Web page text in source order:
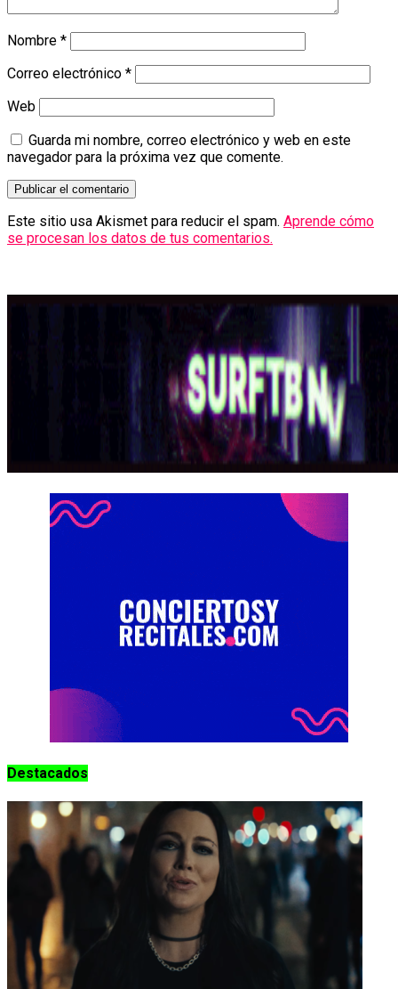
Nombre *
Correo electrónico *
Web
Guarda mi nombre, correo electrónico y web en este
navegador para la próxima vez que comente.
Este sitio usa Akismet para reducir el spam. Aprende cómo
se procesan los datos de tus comentarios.
Destacados